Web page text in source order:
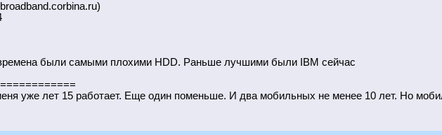
были самыми плохими HDD. Раньше лучшими были IBM сейчас
уже лет 15 работает. Еще один поменьше. И два мобильных не менее 10 лет. Но